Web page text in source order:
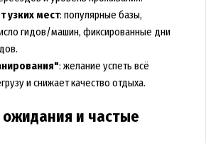
узких мест: популярные базы,
гидов/машин, фиксированные дни
: желание успеть всё
и снижает качество отдыха.
и частые